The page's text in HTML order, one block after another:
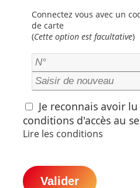
Connectez vous avec un
de carte
(Cette option est facultative)
Je reconnais avoir
conditions d'accès au
Lire les conditions
Valider